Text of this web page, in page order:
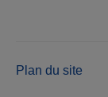
Plan du site